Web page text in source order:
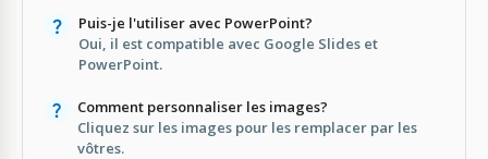
Puis-je l'utiliser avec PowerPoint?
Oui, il est compatible avec Google Slides et
PowerPoint.
Comment personnaliser les images?
Cliquez sur les images pour les remplacer par les
vôtres.